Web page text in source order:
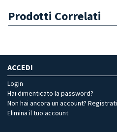
Prodotti Correlati
ACCEDI
Login
Hai dimenticato la password?
Non hai ancora un account? Registrati
Elimina il tuo account